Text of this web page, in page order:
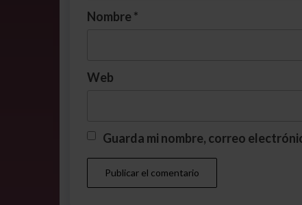
Nombre *
Web
Guarda mi nombre, correo